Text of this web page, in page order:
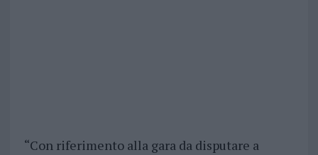
“Con riferimento alla gara da disputare a